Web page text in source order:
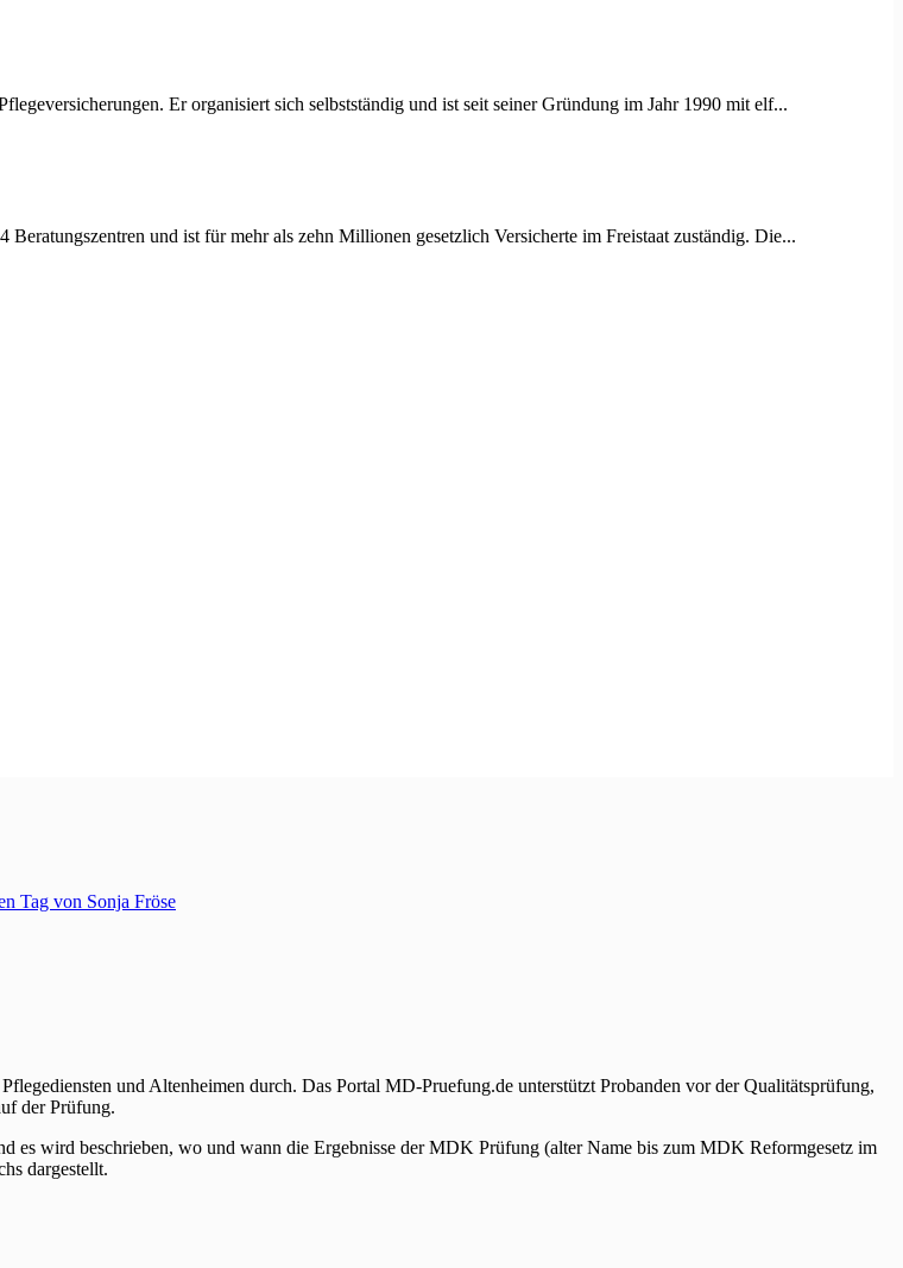
Er organisiert sich selbstständig und ist seit seiner Gründung im Jahr 1990 mit elf...
und ist für mehr als zehn Millionen gesetzlich Versicherte im Freistaat zuständig. Die...
Tag von Sonja Fröse
und Altenheimen durch. Das Portal MD-Pruefung.de unterstützt Probanden vor der Qualitätsprüfung,
der Prüfung.
es wird beschrieben, wo und wann die Ergebnisse der MDK Prüfung (alter Name bis zum MDK Reformgesetz im
dargestellt.